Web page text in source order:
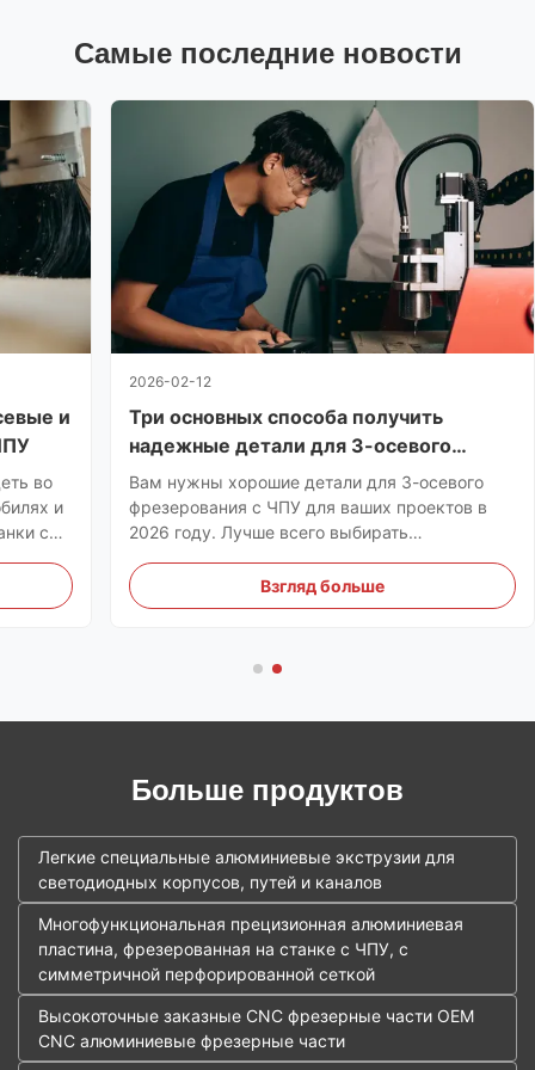
Самые последние новости
и
во
и
с
2026-02-12
Три основных способа получить
надежные детали для 3-осевого
фрезерования с ЧПУ в 2026 году
Вам нужны хорошие детали для 3-осевого
фрезерования с ЧПУ для ваших проектов в
2026 году. Лучше всего выбирать
использовать надежные онлайн-торговые
площадки с ЧПУ и запрашивать образцы с
Взгляд больше
Больше продуктов
Легкие специальные алюминиевые экструзии для
светодиодных корпусов, путей и каналов
Многофункциональная прецизионная алюминиевая
пластина, фрезерованная на станке с ЧПУ, с
симметричной перфорированной сеткой
Высокоточные заказные CNC фрезерные части OEM
CNC алюминиевые фрезерные части